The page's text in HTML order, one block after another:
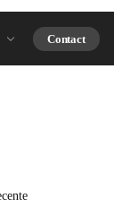
Contact